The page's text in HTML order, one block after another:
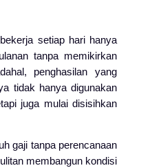
setiap hari hanya
tanpa memikirkan
penghasilan yang
tidak hanya digunakan
juga mulai disisihkan
gaji tanpa perencanaan
membangun kondisi